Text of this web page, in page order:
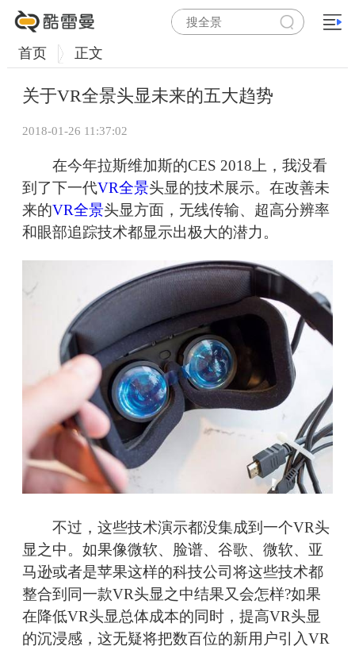
首页 正文
关于VR全景头显未来的五大趋势
2018-01-26 11:37:02
在今年拉斯维加斯的CES 2018上，我没看
到了下一代VR全景头显的技术展示。在改善未
来的VR全景头显方面，无线传输、超高分辨率
和眼部追踪技术都显示出极大的潜力。
不过，这些技术演示都没集成到一个VR头
显之中。如果像微软、脸谱、谷歌、微软、亚
马逊或者是苹果这样的科技公司将这些技术都
整合到同一款VR头显之中结果又会怎样?如果
在降低VR头显总体成本的同时，提高VR头显
的沉浸感，这无疑将把数百位的新用户引入VR